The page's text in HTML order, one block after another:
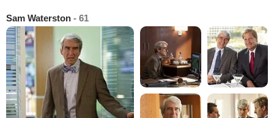
Sam Waterston - 61